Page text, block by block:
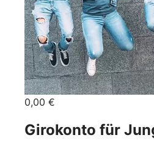
0,00 €
Girokonto für